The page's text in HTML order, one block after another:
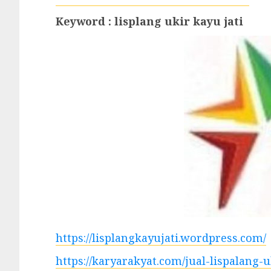
Keyword : lisplang ukir kayu jati
https://lisplangkayujati.wordpress.com/
https://karyarakyat.com/jual-lispalang-